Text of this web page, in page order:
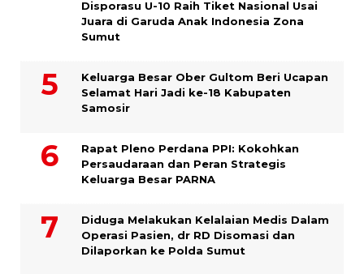
Disporasu U-10 Raih Tiket Nasional Usai
Juara di Garuda Anak Indonesia Zona
Sumut
Keluarga Besar Ober Gultom Beri Ucapan
Selamat Hari Jadi ke-18 Kabupaten
Samosir
Rapat Pleno Perdana PPI: Kokohkan
Persaudaraan dan Peran Strategis
Keluarga Besar PARNA
Diduga Melakukan Kelalaian Medis Dalam
Operasi Pasien, dr RD Disomasi dan
Dilaporkan ke Polda Sumut